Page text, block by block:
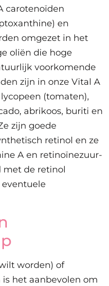
carotenoïden
en
omgezet in het
oliën die hoge
voorkomende
zijn in onze Vital A
(tomaten),
abrikoos, buriti en
zijn goede
retinol en ze
A en retinoïnezuur-
met de retinol
worden) of
het aanbevolen om